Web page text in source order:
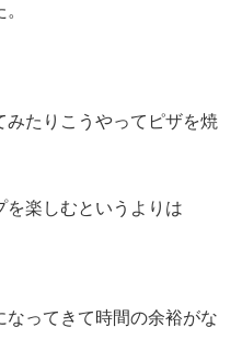
たりこうやってピザを焼
を楽しむというよりは
ってきて時間の余裕がな